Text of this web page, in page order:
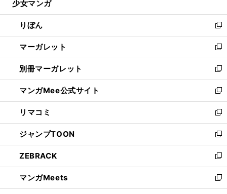
開
く
ウ
で
開
く
ン
ド
ウ
で
開
く
ウ
ィ
ン
ド
ウ
で
開
く
少女マンガ
りぼん
新
し
い
ウ
ィ
ン
ド
ウ
で
開
く
マーガレット
新
し
い
ウ
ィ
ン
ド
ウ
で
開
く
別冊マーガレット
新
し
い
ウ
ィ
ン
ド
ウ
で
開
く
マンガMee公式サイト
新
し
い
ウ
ィ
ン
ド
ウ
で
開
リマコミ
新
し
い
ウ
ィ
ン
ド
ウ
ジャンプTOON
新
し
い
ウ
ィ
ン
ZEBRACK
新
し
い
ウ
マンガMeets
新
し